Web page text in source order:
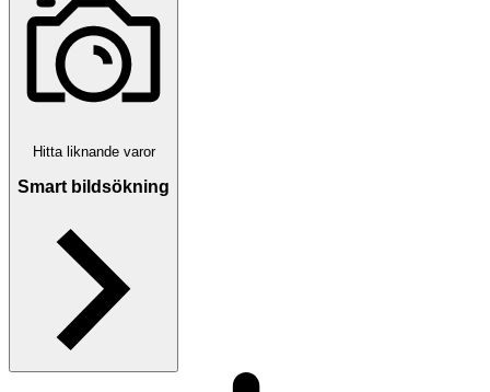
Hitta liknande varor
Smart bildsökning